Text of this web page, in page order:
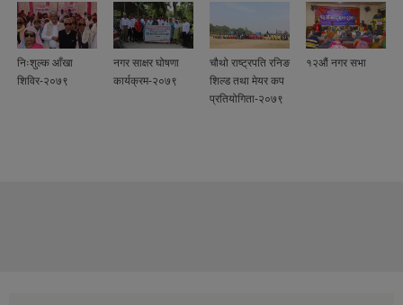
निःशुल्क आँखा
शिविर-२०७९
नगर साक्षर घोषणा
कार्यक्रम-२०७९
चौथो राष्ट्रपति रनिङ
शिल्ड तथा मेयर कप
प्रतियोगिता-२०७९
१२औं नगर सभा